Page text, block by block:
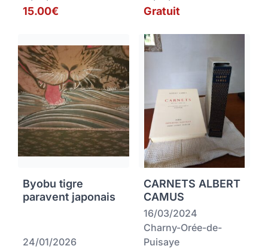
15.00€ Gratuit
Byobu tigre
paravent japonais
24/01/2026
CARNETS ALBERT
CAMUS
16/03/2024
Charny-Orée-de-
Puisaye